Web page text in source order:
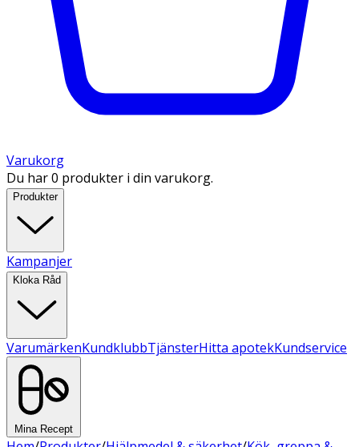
Varukorg
Du har 0 produkter i din varukorg.
Produkter
Kampanjer
Kloka Råd
VarumärkenKundklubbTjänsterHitta apotekKundservice
Mina Recept